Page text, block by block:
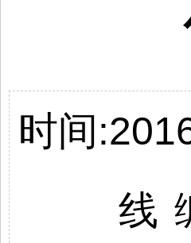
时间
线